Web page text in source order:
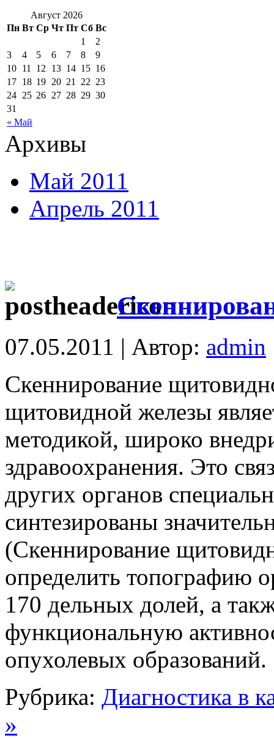
Август 2026
Пн Вт Ср Чт Пт Сб Вс
« Май
1
2
3
4 5 6 7 8
9
10 11 12 13 14 15 16
17 18 19 20 21 22 23
24 25 26 27 28 29 30
31
Архивы
Май 2011
Апрель 2011
07.05.2011 | Автор: admin
Скеннирование
щитовидной железы
методикой, широко
здравоохранения. Это
других органов
синтезированы
(Скеннирование
определить топографию
170 дельных долей, а
функциональную
опухолевых образований.
Рубрика: Диагностика в
»